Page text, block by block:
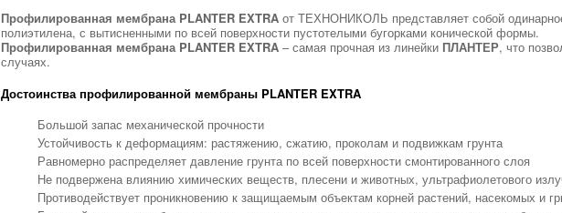
Профилированная мембрана PLANTER EXTRAот ТЕХНОНИКОЛЬ представляет собой
полиэтилена, с вытисненными по всей поверхности пустотелыми бугорками конической формы.
Профилированная мембрана PLANTER EXTRA– самая прочная из линейки ПЛАНТЕР, что
случаях.
Достоинства профилированной мембраны PLANTER EXTRA
Большой запас механической прочности
Устойчивость к деформациям: растяжению, сжатию, проколам и подвижкам грунта
Равномерно распределяет давление грунта по всей поверхности смонтированного слоя
Не подвержена влиянию химических веществ, плесени и животных, ультрафиолетового
Противодействует проникновению к защищаемым объектам корней растений, насекомых и